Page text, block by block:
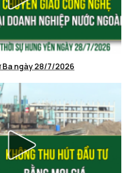
Ba ngày 28/7/2026